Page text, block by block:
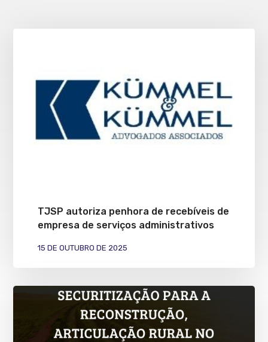
TJSP autoriza penhora de recebíveis de
empresa de serviços administrativos
15 DE OUTUBRO DE 2025